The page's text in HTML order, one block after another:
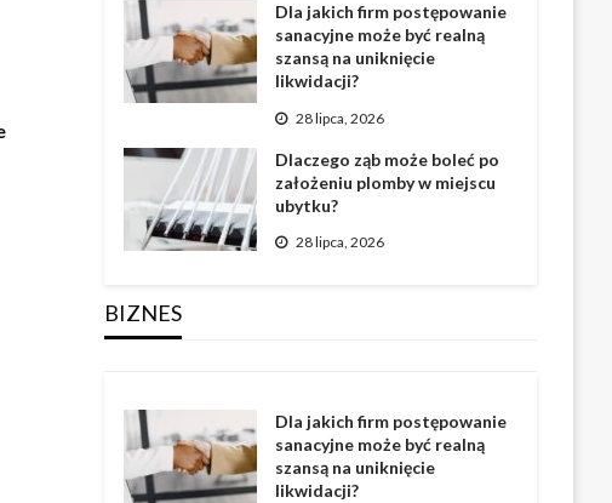
Dla jakich firm postępowanie
sanacyjne może być realną
szansą na uniknięcie
likwidacji?
28 lipca, 2026
Dlaczego ząb może boleć po
założeniu plomby w miejscu
ubytku?
28 lipca, 2026
BIZNES
Dla jakich firm postępowanie
sanacyjne może być realną
szansą na uniknięcie
likwidacji?